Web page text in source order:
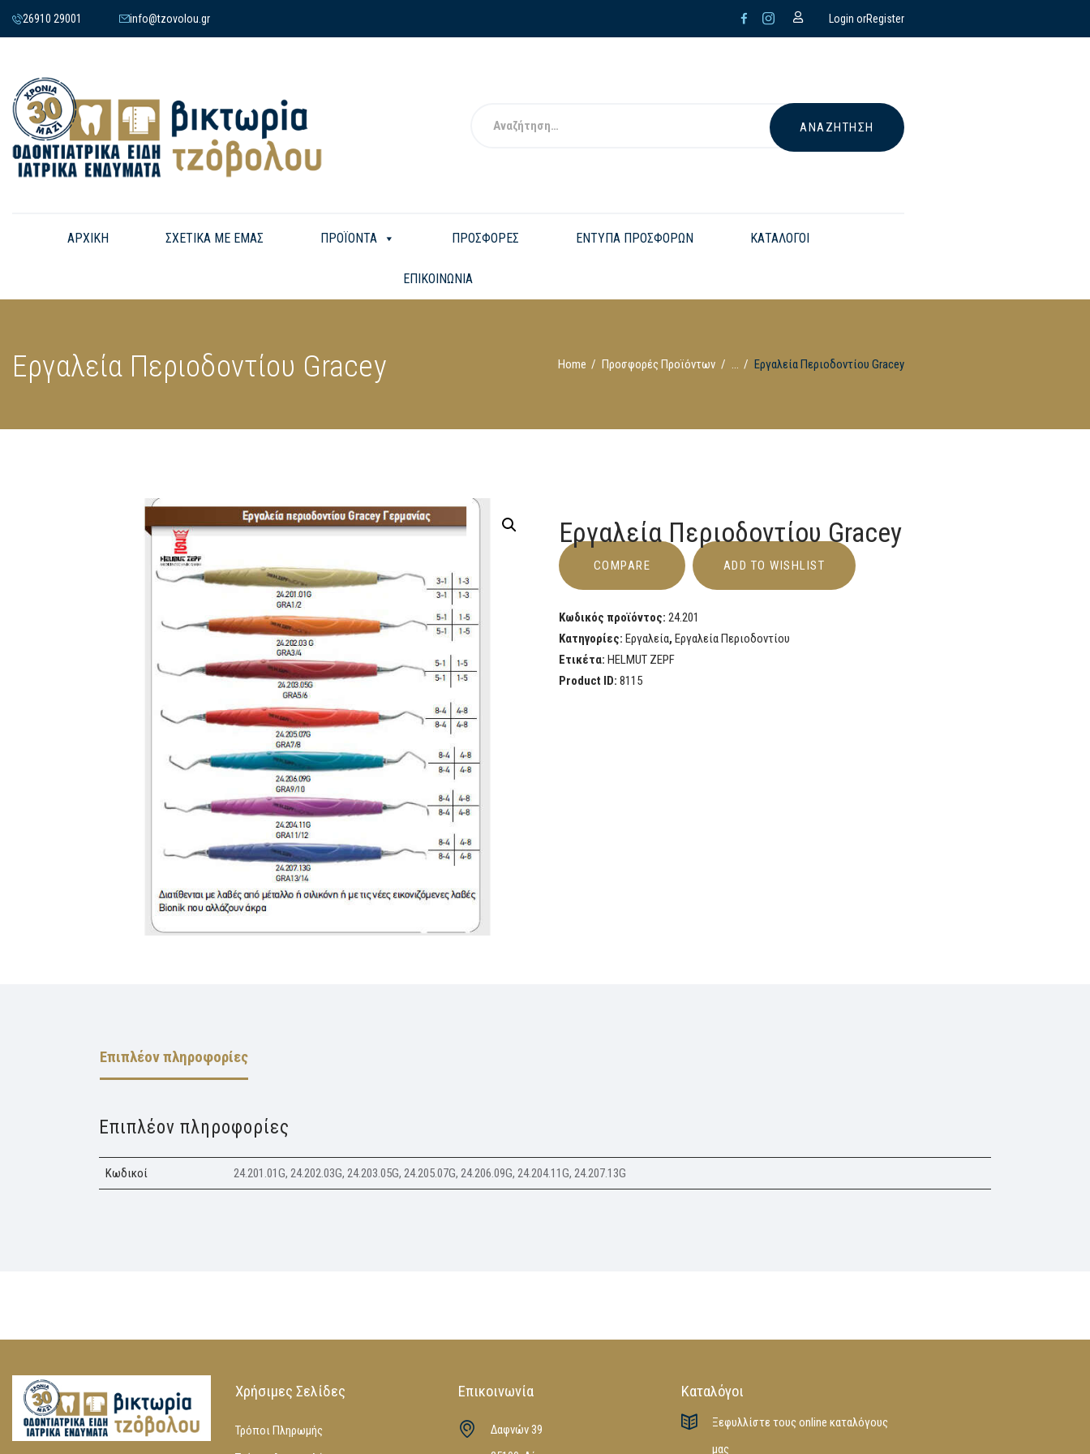
26910 29001 info@tzovolou.gr Login orRegister
ΑΡΧΙΚΗ ΣΧΕΤΙΚΑ ΜΕ ΕΜΑΣ ΠΡΟΪΟΝΤΑ ΠΡΟΣΦΟΡΕΣ ΕΝΤΥΠΑ ΠΡΟΣΦΟΡΩΝ ΚΑΤΑΛΟΓΟΙ
ΕΠΙΚΟΙΝΩΝΙΑ
Εργαλεία Περιοδοντίου Gracey Home Προσφορές Προϊόντων ... Εργαλεία Περιοδοντίου Gracey
Εργαλεία Περιοδοντίου Gracey
COMPARE ADD TO WISHLIST
Κωδικός προϊόντος:24.201
Κατηγορίες:Εργαλεία,Εργαλεία Περιοδοντίου
Ετικέτα:HELMUT ZEPF
Product ID:8115
Επιπλέον πληροφορίες
Επιπλέον πληροφορίες
Κωδικοί 24.201.01G, 24.202.03G, 24.203.05G, 24.205.07G, 24.206.09G, 24.204.11G, 24.207.13G
Χρήσιμες Σελίδες
Τρόποι Πληρωμής
Επικοινωνία
Δαφνών 39
Καταλόγοι
Ξεφυλλίστε τους online καταλόγους
μας